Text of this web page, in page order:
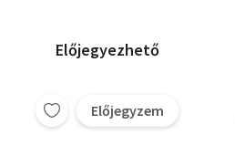
Előjegyezhető
Előjegyzem